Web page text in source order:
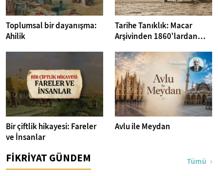
Toplumsal bir dayanışma:
Ahilik
Tarihe Tanıklık: Macar
Arşivinden 1860'lardan
Bir çiftlik hikayesi: Fareler
ve İnsanlar
Avlu ile Meydan
FİKRİYAT GÜNDEM Tümü